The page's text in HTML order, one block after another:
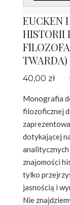
EUCKEN
HISTORII
TWARDA)
40,00 zł
Monografia
filozoficznej
dotykającej
znajomości
tylko
jasnością i
Nie